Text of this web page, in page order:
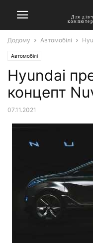
Для
Додому Автомобілі
Автомобілі
Hyundai
концепт
07.11.2021